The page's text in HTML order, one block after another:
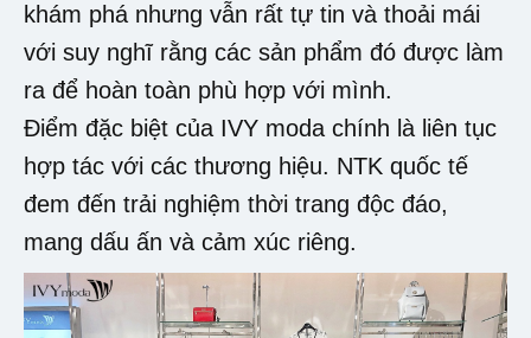
khám phá nhưng vẫn rất tự tin và thoải mái
với suy nghĩ rằng các sản phẩm đó được làm
ra để hoàn toàn phù hợp với mình.
Điểm đặc biệt của IVY moda chính là liên tục
hợp tác với các thương hiệu. NTK quốc tế
đem đến trải nghiệm thời trang độc đáo,
mang dấu ấn và cảm xúc riêng.